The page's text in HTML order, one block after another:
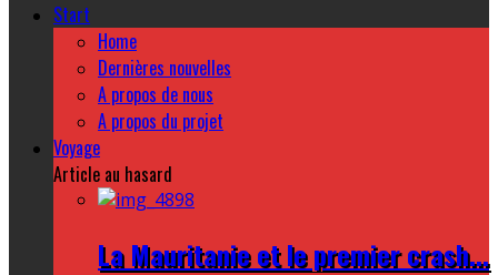
Start
Home
Dernières nouvelles
A propos de nous
A propos du projet
Voyage
Article au hasard
La Mauritanie et le premier crash...